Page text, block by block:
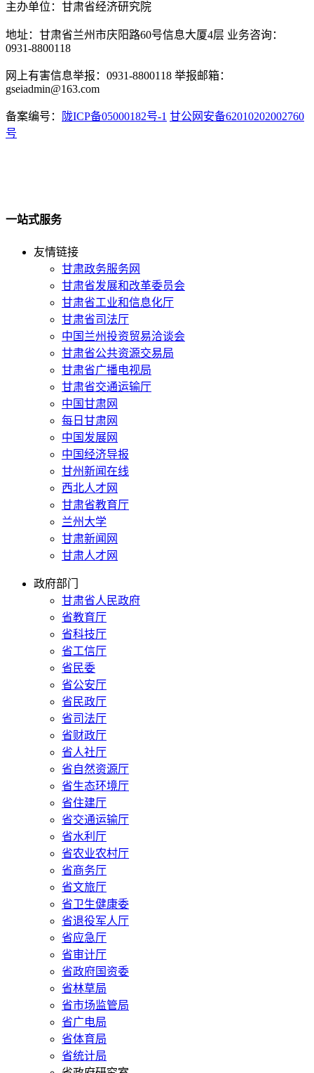
主办单位：甘肃省经济研究院
地址：甘肃省兰州市庆阳路60号信息大厦4层 业务咨询：
0931-8800118
网上有害信息举报：0931-8800118 举报邮箱：
gseiadmin@163.com
备案编号： 陇ICP备05000182号-1 甘公网安备62010202002760
号
一站式服务
友情链接
甘肃政务服务网
甘肃省发展和改革委员会
甘肃省工业和信息化厅
甘肃省司法厅
中国兰州投资贸易洽谈会
甘肃省公共资源交易局
甘肃省广播电视局
甘肃省交通运输厅
中国甘肃网
每日甘肃网
中国发展网
中国经济导报
甘州新闻在线
西北人才网
甘肃省教育厅
兰州大学
甘肃新闻网
甘肃人才网
政府部门
甘肃省人民政府
省教育厅
省科技厅
省工信厅
省民委
省公安厅
省民政厅
省司法厅
省财政厅
省人社厅
省自然资源厅
省生态环境厅
省住建厅
省交通运输厅
省水利厅
省农业农村厅
省商务厅
省文旅厅
省卫生健康委
省退役军人厅
省应急厅
省审计厅
省政府国资委
省林草局
省市场监管局
省广电局
省体育局
省统计局